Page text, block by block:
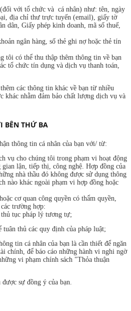
với tổ chức và cá nhân) như: tên, ngày
địa chỉ thư trực tuyến (email), giấy tờ
dân, Giấy phép kinh doanh, mã số thuế,
ngân hàng, số thẻ ghi nợ hoặc thẻ tín
tôi có thể thu thập thêm thông tin về bạn
tổ chức tín dụng và dịch vụ thanh toán,
các thông tin khác về bạn từ nhiều
khác nhằm đảm bảo chất lượng dịch vụ và
BÊN THỨ BA
thông tin cá nhân của bạn với/ từ:
vụ cho chúng tôi trong phạm vi hoạt động
lận, tiếp thị, công nghệ. Hợp đồng của
nhà thầu đó không được sử dụng thông
nào khác ngoài phạm vi hợp đồng hoặc
cơ quan công quyền có thẩm quyền,
trường hợp:
thủ tục pháp lý tương tự;
thủ các quy định của pháp luật;
tin cá nhân của bạn là cần thiết để ngăn
chính, để báo cáo những hành vi nghi ngờ
vi phạm chính sách "Thỏa thuận
sự đồng ý của bạn.